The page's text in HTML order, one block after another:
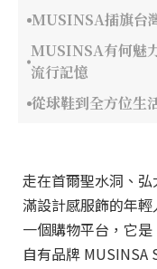
MUSINSA插旗台
MUSINSA有何魅
流行記憶
從球鞋到全方位生
走在首爾聖水洞、
滿設計感服飾的年
一個購物平台，它
自有品牌